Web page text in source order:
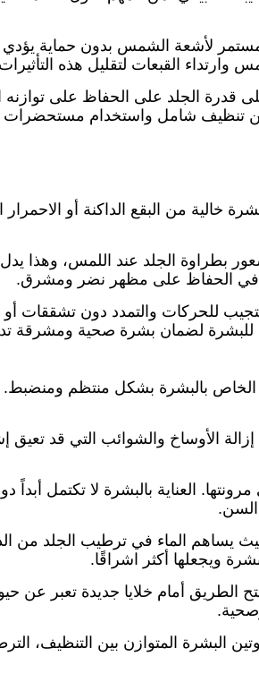
لأشعة الشمس بدون حماية
القبعات لتقليل هذه
قدرة الجلد على الحفاظ على
تنظيف شامل واستخدام
خالية من البقع الداكنة أو
بطراوة الجلد عند اللمس، وهذا
في الحفاظ على مظهر نضر ومشرق.
للحركات والتمدد دون
للبشرة لضمان بشرة صحية ومشرقة
الخاص بالبشرة بشكل منتظم
الأوساخ والشوائب التي قد تعيق
العناية بالبشرة لا تكتمل
يساهم الماء في ترطيب الجلد من
ويجعلها أكثر اشراقًا.
الطريق أمام خلايا جديدة تعبر
البشرة المتوازن بين التنظيف،